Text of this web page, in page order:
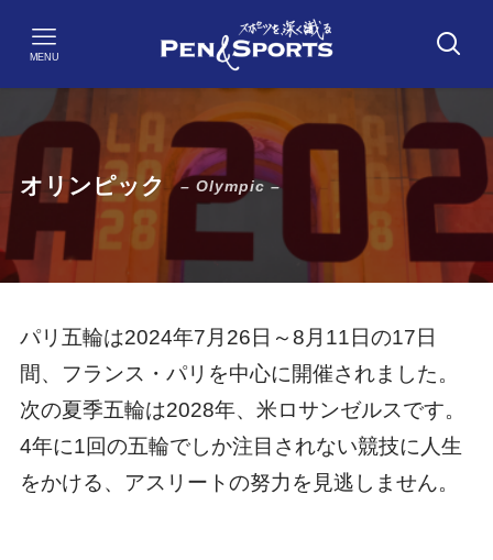
MENU
オリンピック – Olympic –
パリ五輪は2024年7月26日～8月11日の17日
間、フランス・パリを中心に開催されました。
次の夏季五輪は2028年、米ロサンゼルスです。
4年に1回の五輪でしか注目されない競技に人生
をかける、アスリートの努力を見逃しません。